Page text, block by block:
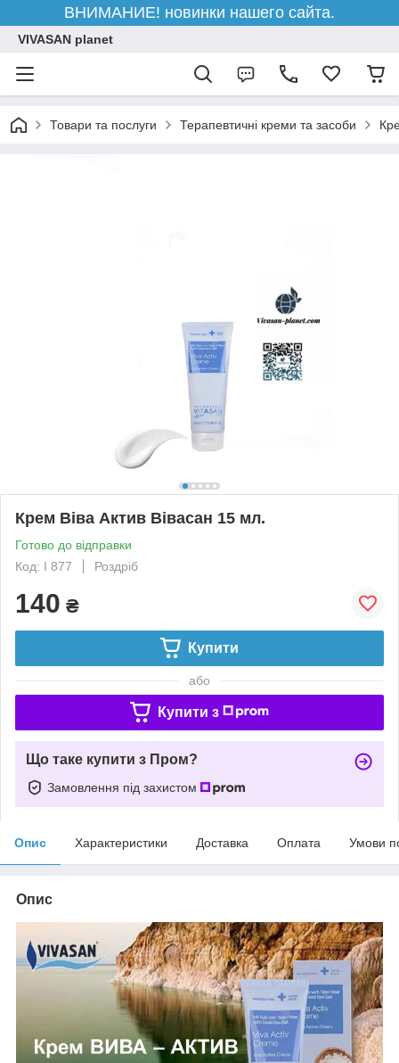
ВНИМАНИЕ! новинки нашего сайта.
VIVASAN planet
Товари та послуги Терапевтичні креми та засоби
Крем Віва Актив Вівасан 15 мл.
Готово до відправки
Код: I 877
Роздріб
140 ₴
Купити
або
Купити з
Що таке купити з Пром?
Замовлення під захистом
Опис Характеристики Доставка Оплата Умови
Опис